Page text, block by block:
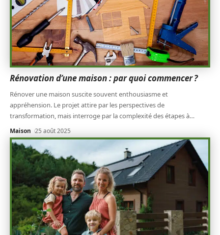
Rénovation d’une maison : par quoi commencer ?
Rénover une maison suscite souvent enthousiasme et
appréhension. Le projet attire par les perspectives de
transformation, mais interroge par la complexité des étapes à…
Maison 25 août 2025